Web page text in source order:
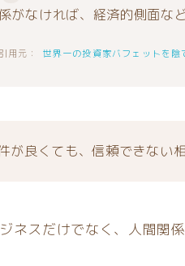
がなければ、経済的側面な
世界一の投資家バフェットを
が良くても、信頼できない
ネスだけでなく、人間関